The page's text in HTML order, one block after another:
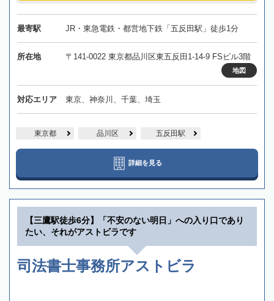
最寄駅 JR・東急電鉄・都営地下鉄「五反田駅」徒歩1分
所在地 〒141-0022 東京都品川区東五反田1-14-9 FSビル3階
地図
対応エリア 東京、神奈川、千葉、埼玉
東京都 品川区 五反田駅
詳細を見る
【三鷹駅徒歩6分】「不安のない明日」への入り口であり
たい、それがアストビラです
司法書士事務所アストビラ